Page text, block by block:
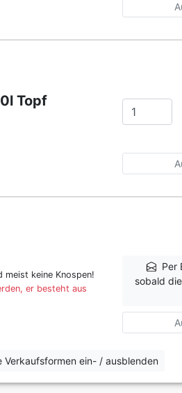
Topf
meist keine Knospen!
er besteht aus
Per
sobald
Verkaufsformen ein- / ausblenden